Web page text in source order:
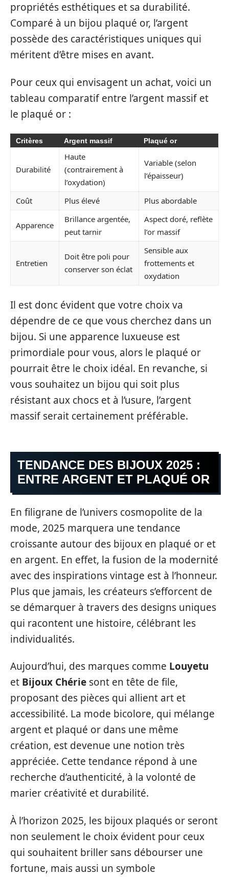
propriétés esthétiques et sa durabilité.
Comparé à un bijou plaqué or, l’argent
possède des caractéristiques uniques qui
méritent d’être mises en avant.
Pour ceux qui envisagent un achat, voici un
tableau comparatif entre l’argent massif et
le plaqué or :
Critères Argent massif Plaqué or
Durabilité
Haute
(contrairement à
l’oxydation)
Variable (selon
l’épaisseur)
Coût Plus élevé Plus abordable
Apparence
Brillance argentée,
peut tarnir
Aspect doré, reflète
l’or massif
Entretien
Doit être poli pour
conserver son éclat
Sensible aux
frottements et
oxydation
Il est donc évident que votre choix va
dépendre de ce que vous cherchez dans un
bijou. Si une apparence luxueuse est
primordiale pour vous, alors le plaqué or
pourrait être le choix idéal. En revanche, si
vous souhaitez un bijou qui soit plus
résistant aux chocs et à l’usure, l’argent
massif serait certainement préférable.
TENDANCE DES BIJOUX 2025 :
ENTRE ARGENT ET PLAQUÉ OR
En filigrane de l’univers cosmopolite de la
mode, 2025 marquera une tendance
croissante autour des bijoux en plaqué or et
en argent. En effet, la fusion de la modernité
avec des inspirations vintage est à l’honneur.
Plus que jamais, les créateurs s’efforcent de
se démarquer à travers des designs uniques
qui racontent une histoire, célébrant les
individualités.
Aujourd’hui, des marques comme Louyetu
et Bijoux Chérie sont en tête de file,
proposant des pièces qui allient art et
accessibilité. La mode bicolore, qui mélange
argent et plaqué or dans une même
création, est devenue une notion très
appréciée. Cette tendance répond à une
recherche d’authenticité, à la volonté de
marier créativité et durabilité.
À l’horizon 2025, les bijoux plaqués or seront
non seulement le choix évident pour ceux
qui souhaitent briller sans débourser une
fortune, mais aussi un symbole